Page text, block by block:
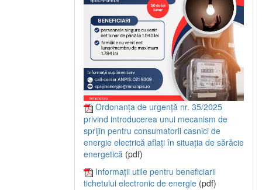
Ordonanța de urgență nr. 35/2025
privind introducerea unui mecanism de
sprijin pentru consumatorii casnici de
energie electrică aflați în situația de sărăcie
energetică (pdf)
Informații utile pentru beneficiarii
tichetului electronic de energie (pdf)